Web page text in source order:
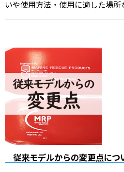
いや使用方法・使用に適した場所
従来モデルからの変更点につ